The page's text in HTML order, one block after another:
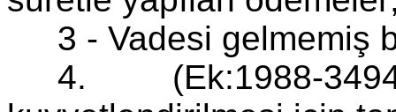
3 - Vadesi gelmemiş
4. (Ek:1988-